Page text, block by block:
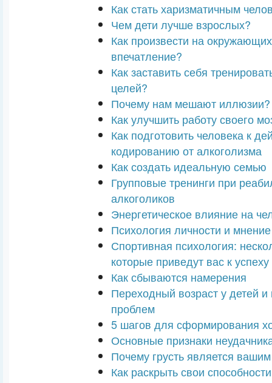
Как стать харизматичным
Чем дети лучше взрослых?
Как произвести на
впечатление?
Как заставить себя
целей?
Почему нам мешают иллюзии?
Как улучшить работу своего
Как подготовить человека к
кодированию от алкоголизма
Как создать идеальную семью
Групповые тренинги при
алкоголиков
Энергетическое влияние на
Психология личности и
Спортивная психология:
которые приведут вас к успеху
Как сбываются намерения
Переходный возраст у детей и
проблем
5 шагов для сформирования
Основные признаки
Почему грусть является
Как раскрыть свои